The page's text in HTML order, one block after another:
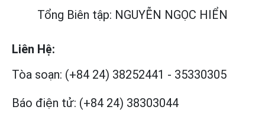
Tổng Biên tập: NGUYỄN NGỌC HIỂN
Liên Hệ:
Tòa soạn: (+84 24) 38252441 - 35330305
Báo điện tử: (+84 24) 38303044